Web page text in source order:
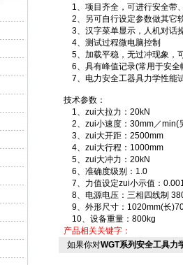
1、项目齐全，可进行安全带
2、另可自行设定参数做其它
3、汉字菜单显示，人机对话
4、测试过程微电脑控制
5、加载平稳，无过冲现象，
6、具有峰值记录(常用于安全
7、电力安全工器具力学性能
技术参数：
1、zui大拉力：20kN
2、zui小速度：30mm／min(
3、zui大开距：2500mm
4、zui大行程：1000mm
5、zui大冲力：20kN
6、准确度级别：1.0
7、力值设定zui小示值：
8、电源电压：三相四线制
9、外形尺寸：1020mm(长
10、设备重量：800kg
产品相关关键字：
如果你对WGT系列安全工具力